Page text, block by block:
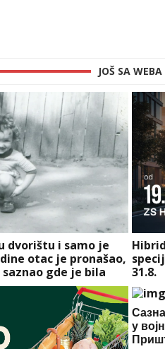
JOŠ SA WEBA
dvorištu i samo je
otac je pronašao,
gde je bila
31.8.
у